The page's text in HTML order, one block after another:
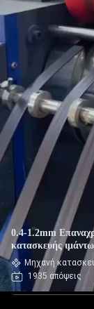
0.4-1.2mm
κατασκευής
Μηχανή
1935 απόψεις